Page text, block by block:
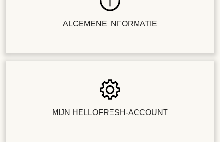
ALGEMENE INFORMATIE
MIJN HELLOFRESH-ACCOUNT